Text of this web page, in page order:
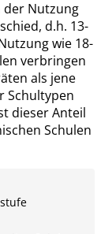
der Nutzung
d.h. 13-
wie 18-
verbringen
als jene
Schultypen
dieser Anteil
Schulen